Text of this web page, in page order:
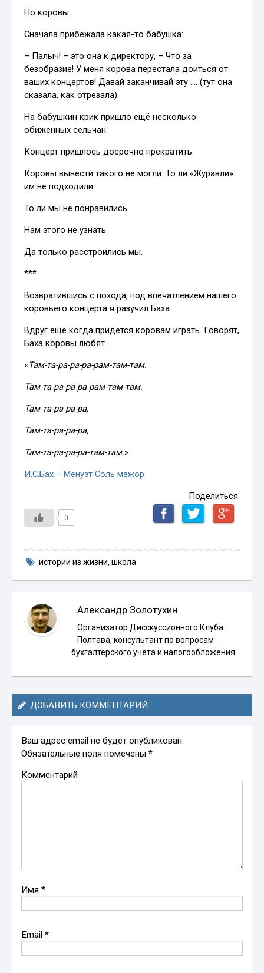
Но коровы…
Сначала прибежала какая-то бабушка:
– Палыч! – это она к директору, – Что за
безобразие! У меня корова перестала доиться от
ваших концертов! Давай заканчивай эту …. (тут она
сказала, как отрезала).
На бабушкин крик пришло ещё несколько
обиженных сельчан.
Концерт пришлось досрочно прекратить.
Коровы вынести такого не могли. То ли «Журавли»
им не подходили.
То ли мы не понравились.
Нам этого не узнать.
Да только расстроились мы.
***
Возвратившись с похода, под впечатлением нашего
коровьего концерта я разучил Баха.
Вдруг ещё когда придётся коровам играть. Говорят,
Баха коровы любят.
«Там-та-ра-ра-ра-рам-там-там.
Там-та-ра-ра-ра-рам-там-там.
Там-та-ра-ра-ра,
Там-та-ра-ра-ра,
Там-та-ра-ра-ра-там-там.»:
И.С.Бах – Менуэт Соль мажор
Поделиться:
0
истории из жизни, школа
Александр Золотухин
Организатор Дисскуссионного Клуба
Полтава, консультант по вопросам
бухгалтерского учёта и налогообложения
ДОБАВИТЬ КОММЕНТАРИЙ
Ваш адрес email не будет опубликован.
Обязательные поля помечены*
Комментарий
Имя*
Email*